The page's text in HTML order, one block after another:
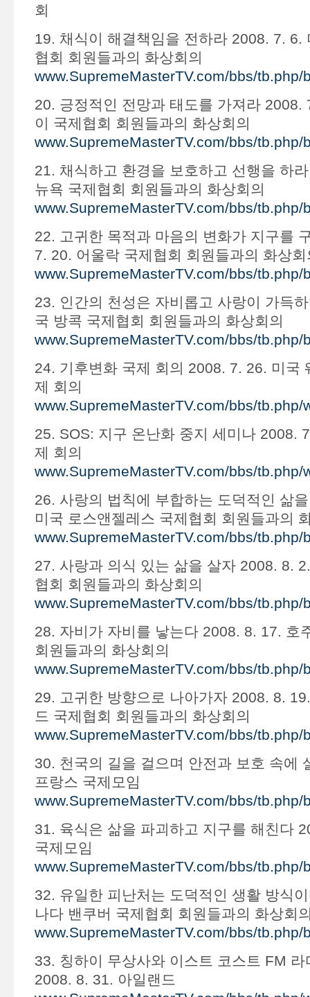
회
19. 채식이 해결책임을 전하라 2008. 7. 6.
협회 회원들과의 화상회의
www.SupremeMasterTV.com/bbs/tb.php/
20. 긍정적인 전망과 태도를 가져라 2008.
이 국제협회 회원들과의 화상회의
www.SupremeMasterTV.com/bbs/tb.php/
21. 채식하고 환경을 보호하고 선행을 하
뉴욕 국제협회 회원들과의 화상회의
www.SupremeMasterTV.com/bbs/tb.php/
22. 고귀한 목적과 마음의 변화가 지구를
7. 20. 어울락 국제협회 회원들과의 화상회
www.SupremeMasterTV.com/bbs/tb.php/
23. 인간의 천성은 자비롭고 사랑이 가득
국 방콕 국제협회 회원들과의 화상회의
www.SupremeMasterTV.com/bbs/tb.php/
24. 기후변화 국제 회의 2008. 7. 26. 미국
제 회의
www.SupremeMasterTV.com/bbs/tb.php/
25. SOS: 지구 온난화 중지 세미나 2008.
제 회의
www.SupremeMasterTV.com/bbs/tb.php/
26. 사랑의 법칙에 부합하는 도덕적인 삶
미국 로스앤젤레스 국제협회 회원들과의
www.SupremeMasterTV.com/bbs/tb.php/
27. 사랑과 의식 있는 삶을 살자 2008. 8.
협회 회원들과의 화상회의
www.SupremeMasterTV.com/bbs/tb.php/
28. 자비가 자비를 낳는다 2008. 8. 17. 호
회원들과의 화상회의
www.SupremeMasterTV.com/bbs/tb.php/
29. 고귀한 방향으로 나아가자 2008. 8.
드 국제협회 회원들과의 화상회의
www.SupremeMasterTV.com/bbs/tb.php/
30. 천국의 길을 걸으며 안전과 보호 속에
프랑스 국제모임
www.SupremeMasterTV.com/bbs/tb.php/
31. 육식은 삶을 파괴하고 지구를 해친다
국제모임
www.SupremeMasterTV.com/bbs/tb.php/
32. 유일한 피난처는 도덕적인 생활 방식
나다 밴쿠버 국제협회 회원들과의 화상회
www.SupremeMasterTV.com/bbs/tb.php/
33. 칭하이 무상사와 이스트 코스트 FM 라
2008. 8. 31. 아일랜드